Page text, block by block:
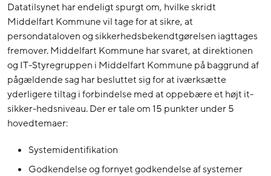
Datatilsynet har endeligt spurgt om, hvilke skridt
Middelfart Kommune vil tage for at sikre, at
persondataloven og sikkerhedsbekendtgørelsen iagttages
fremover. Middelfart Kommune har svaret, at direktionen
og IT-Styregruppen i Middelfart Kommune på baggrund af
pågældende sag har besluttet sig for at iværksætte
yderligere tiltag i forbindelse med at oppebære et højt it-
sikker-hedsniveau. Der er tale om 15 punkter under 5
hovedtemaer:
Systemidentifikation
Godkendelse og fornyet godkendelse af systemer